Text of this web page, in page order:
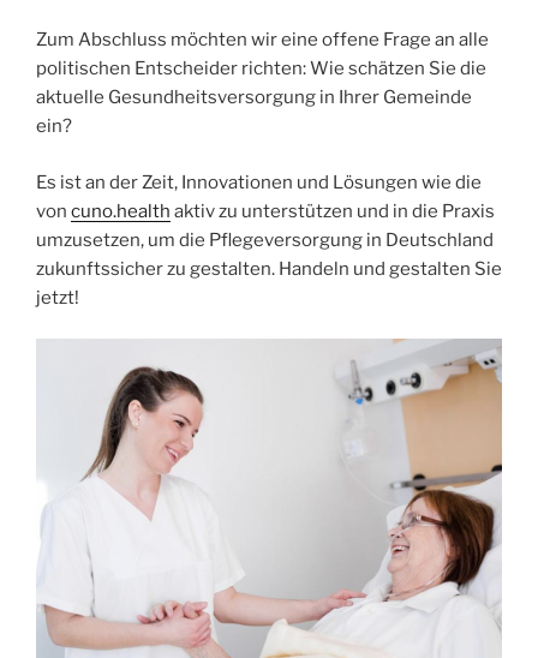
Zum Abschluss möchten wir eine offene Frage an alle
politischen Entscheider richten: Wie schätzen Sie die
aktuelle Gesundheitsversorgung in Ihrer Gemeinde
ein?
Es ist an der Zeit, Innovationen und Lösungen wie die
von cuno.health aktiv zu unterstützen und in die Praxis
umzusetzen, um die Pflegeversorgung in Deutschland
zukunftssicher zu gestalten. Handeln und gestalten Sie
jetzt!